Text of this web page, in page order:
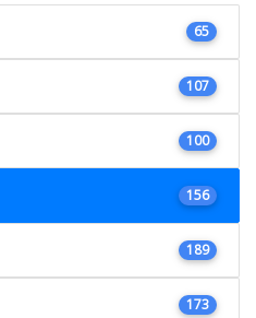
65
107
100
156
189
173